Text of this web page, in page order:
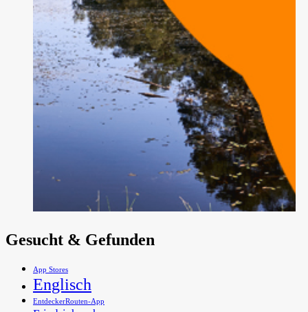
Gesucht & Gefunden
App Stores
Englisch
EntdeckerRouten-App